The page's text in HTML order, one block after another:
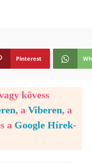
Pinterest
kövess
, a Viberen, a
a Google Hírek-